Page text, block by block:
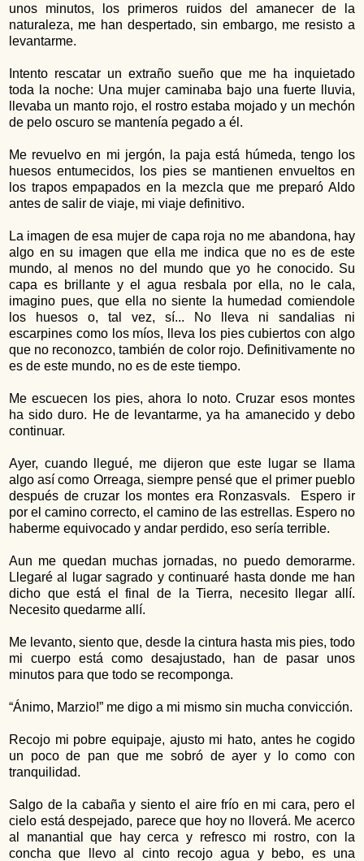
unos minutos, los primeros ruidos del amanecer de la
naturaleza, me han despertado, sin embargo, me resisto a
levantarme.
Intento rescatar un extraño sueño que me ha inquietado
toda la noche: Una mujer caminaba bajo una fuerte lluvia,
llevaba un manto rojo, el rostro estaba mojado y un mechón
de pelo oscuro se mantenía pegado a él.
Me revuelvo en mi jergón, la paja está húmeda, tengo los
huesos entumecidos, los pies se mantienen envueltos en
los trapos empapados en la mezcla que me preparó Aldo
antes de salir de viaje, mi viaje definitivo.
La imagen de esa mujer de capa roja no me abandona, hay
algo en su imagen que ella me indica que no es de este
mundo, al menos no del mundo que yo he conocido. Su
capa es brillante y el agua resbala por ella, no le cala,
imagino pues, que ella no siente la humedad comiendole
los huesos o, tal vez, sí... No lleva ni sandalias ni
escarpines como los míos, lleva los pies cubiertos con algo
que no reconozco, también de color rojo. Definitivamente no
es de este mundo, no es de este tiempo.
Me escuecen los pies, ahora lo noto. Cruzar esos montes
ha sido duro. He de levantarme, ya ha amanecido y debo
continuar.
Ayer, cuando llegué, me dijeron que este lugar se llama
algo así como Orreaga, siempre pensé que el primer pueblo
después de cruzar los montes era Ronzasvals. Espero ir
por el camino correcto, el camino de las estrellas. Espero no
haberme equivocado y andar perdido, eso sería terrible.
Aun me quedan muchas jornadas, no puedo demorarme.
Llegaré al lugar sagrado y continuaré hasta donde me han
dicho que está el final de la Tierra, necesito llegar allí.
Necesito quedarme allí.
Me levanto, siento que, desde la cintura hasta mis pies, todo
mi cuerpo está como desajustado, han de pasar unos
minutos para que todo se recomponga.
“Ánimo, Marzio!” me digo a mi mismo sin mucha convicción.
Recojo mi pobre equipaje, ajusto mi hato, antes he cogido
un poco de pan que me sobró de ayer y lo como con
tranquilidad.
Salgo de la cabaña y siento el aire frío en mi cara, pero el
cielo está despejado, parece que hoy no lloverá. Me acerco
al manantial que hay cerca y refresco mi rostro, con la
concha que llevo al cinto recojo agua y bebo, es una